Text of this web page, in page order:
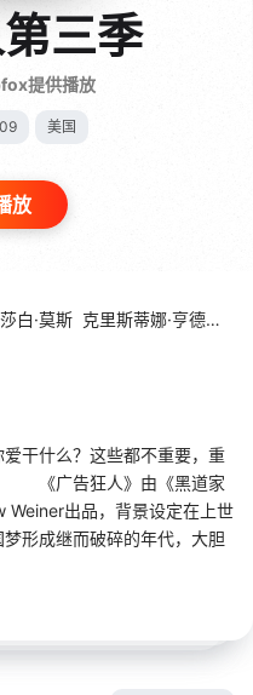
三季
提供播放
美国
放
白·莫斯 克里斯蒂娜·亨德里克斯
干什么？这些都不重要，重
《广告狂人》由《黑道家
出品，背景设定在上世
形成继而破碎的年代，大胆